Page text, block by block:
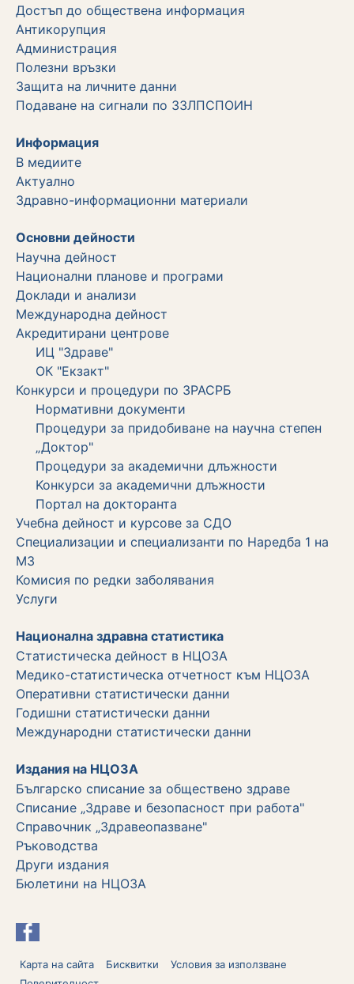
Достъп до обществена информация
Aнтикорупция
Администрация
Полезни връзки
Защита на личните данни
Подаване на сигнали по ЗЗЛПСПОИН
Информация
В медиите
Актуално
Здравно-информационни материали
Основни дейности
Научна дейност
Национални планове и програми
Доклади и анализи
Международна дейност
Акредитирани центрове
ИЦ "Здраве"
ОК "Екзакт"
Конкурси и процедури по ЗРАСРБ
Нормативни документи
Процедури за придобиване на научна степен
„Доктор"
Процедури за академични длъжности
Koнкурси за академични длъжности
Портал на докторанта
Учебна дейност и курсове за СДО
Специализации и специализанти по Наредба 1 на
МЗ
Комисия по редки заболявания
Услуги
Национална здравна статистика
Статистическа дейност в НЦОЗА
Медико-статистическа отчетност към НЦОЗА
Оперативни статистически данни
Годишни статистически данни
Международни статистически данни
Издания на НЦОЗА
Българско списание за обществено здраве
Списание „Здраве и безопасност при работа"
Справочник „Здравеопазване"
Ръководства
Други издания
Бюлетини на НЦОЗА
Карта на сайта Бисквитки
Условия за използване